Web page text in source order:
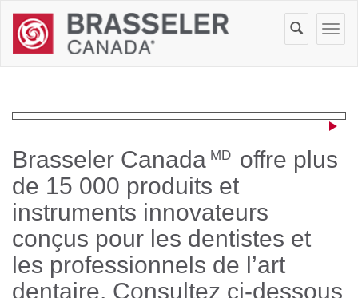
Brasseler CanadaMD
offre plus
de 15 000 produits et
instruments innovateurs
conçus pour les dentistes et
les professionnels de l’art
dentaire. Consultez ci-dessous